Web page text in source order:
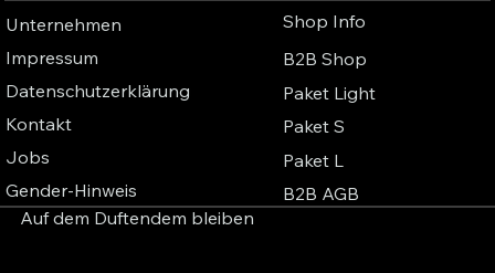
Unternehmen
Impressum
Datenschutzerklärung
Kontakt
Jobs
Gender-Hinweis
Shop Info
B2B Shop
Paket Light
Paket S
Paket L
B2B AGB
Auf dem Duftendem bleiben